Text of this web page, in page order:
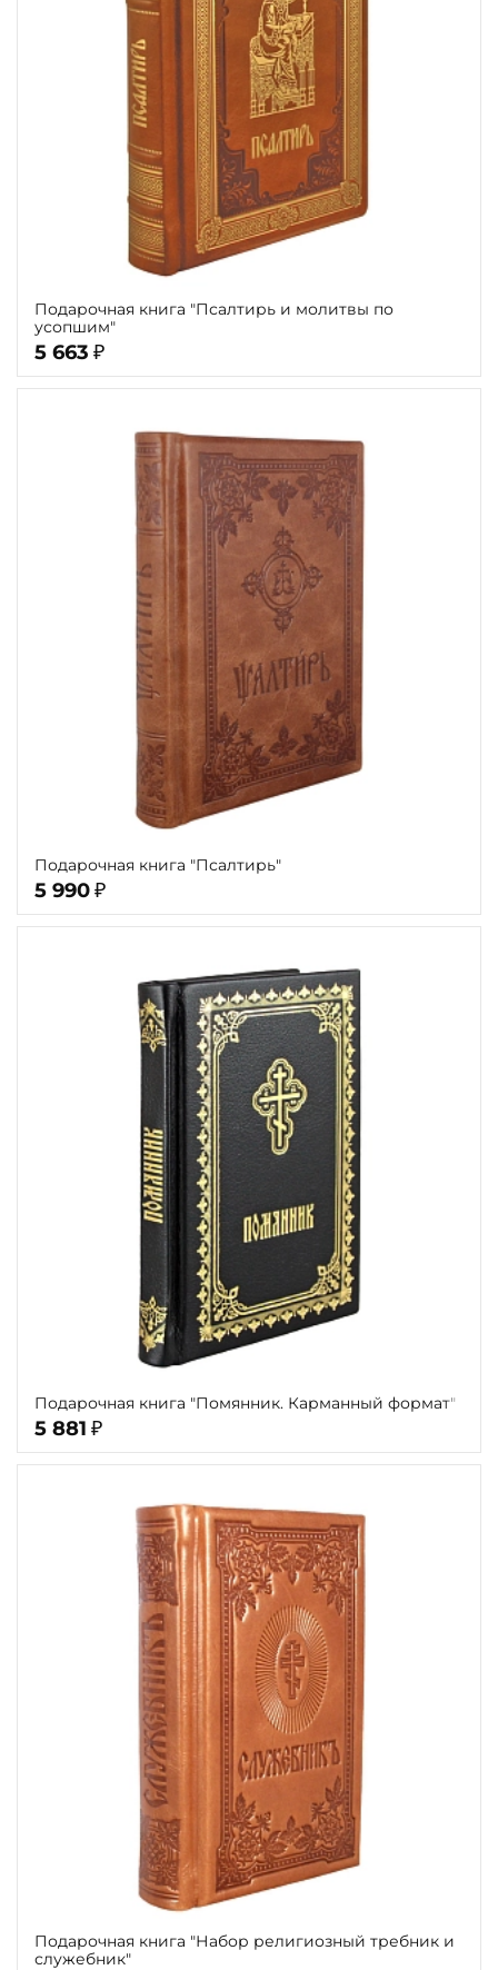
Подарочная книга "Псалтирь и молитвы по
усопшим"
5 663 ₽
Подарочная книга "Псалтирь"
5 990 ₽
Подарочная книга "Помянник. Карманный формат"
5 881 ₽
Подарочная книга "Набор религиозный требник и
служебник"